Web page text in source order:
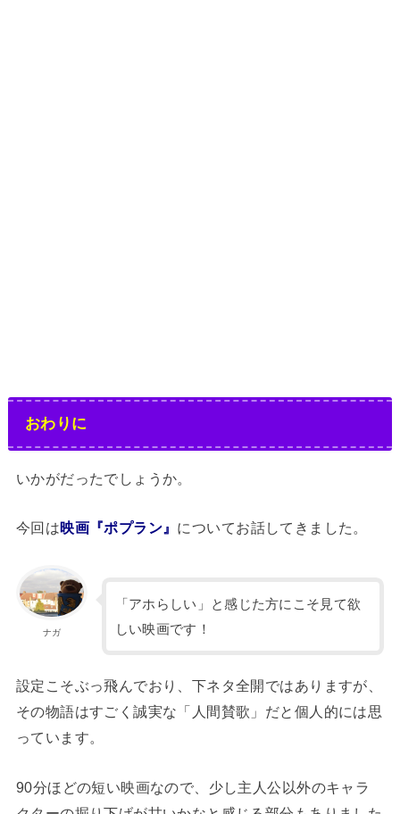
おわりに
いかがだったでしょうか。
今回は映画『ポプラン』 についてお話してきました。
ナガ
「アホらしい」と感じた方にこそ見て欲
しい映画です！
設定こそぶっ飛んでおり、下ネタ全開ではありますが、
その物語はすごく誠実な「人間賛歌」だと個人的には思
っています。
90分ほどの短い映画なので、少し主人公以外のキャラ